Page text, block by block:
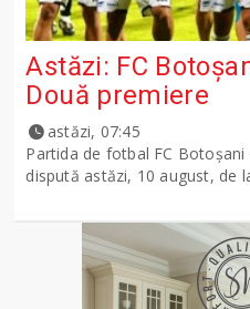
Astăzi: FC
Două premiere
astăzi, 07:45
Partida de fotbal FC Botoșani
dispută astăzi, 10 august, de